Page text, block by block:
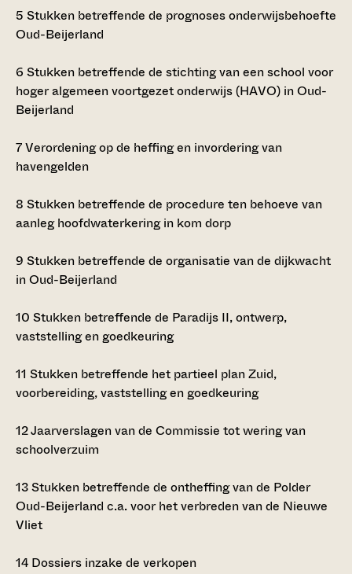
5 Stukken betreffende de prognoses onderwijsbehoefte
Oud-Beijerland
6 Stukken betreffende de stichting van een school voor
hoger algemeen voortgezet onderwijs (HAVO) in Oud-
Beijerland
7Verordening op de heffing en invordering van
havengelden
8 Stukken betreffende de procedure ten behoeve van
aanleg hoofdwaterkering in kom dorp
9 Stukken betreffende de organisatie van de dijkwacht
in Oud-Beijerland
10 Stukken betreffende de Paradijs II, ontwerp,
vaststelling en goedkeuring
11 Stukken betreffende het partieel plan Zuid,
voorbereiding, vaststelling en goedkeuring
12Jaarverslagen van de Commissie tot wering van
schoolverzuim
13Stukken betreffende de ontheffing van de Polder
Oud-Beijerland c.a. voor het verbreden van de Nieuwe
Vliet
14 Dossiers inzake de verkopen